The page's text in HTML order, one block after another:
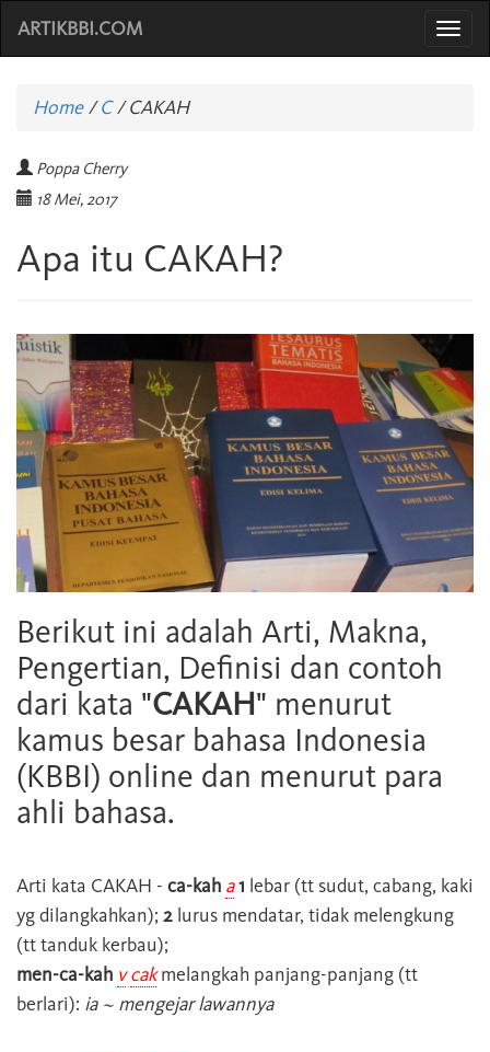
ARTIKBBI.COM
Home/C /CAKAH
Poppa Cherry
18 Mei, 2017
Apa itu CAKAH?
Berikut ini adalah Arti, Makna,
Pengertian, Definisi dan contoh
dari kata "CAKAH" menurut
kamus besar bahasa Indonesia
(KBBI) online dan menurut para
ahli bahasa.
Arti kata CAKAH - ca-kah a1 lebar (tt sudut, cabang, kaki
yg dilangkahkan); 2 lurus mendatar, tidak melengkung
(tt tanduk kerbau);
men-ca-kah v cakmelangkah panjang-panjang (tt
berlari): ia ~ mengejar lawannya